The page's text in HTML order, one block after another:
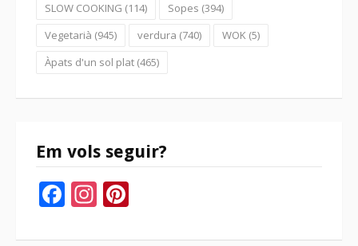
SLOW COOKING (114) Sopes (394)
Vegetarià (945) verdura (740) WOK (5)
Àpats d'un sol plat (465)
Em vols seguir?
Facebook
Instagram